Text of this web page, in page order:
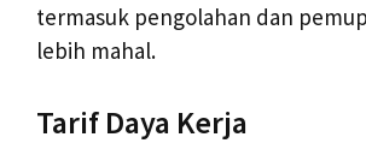
termasuk pengolahan dan
lebih mahal.
Tarif Daya Kerja